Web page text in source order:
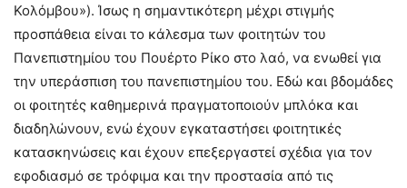
Κολόμβου»). Ίσως η σημαντικότερη μέχρι στιγμής
προσπάθεια είναι το κάλεσμα των φοιτητών του
Πανεπιστημίου του Πουέρτο Ρίκο στο λαό, να ενωθεί για
την υπεράσπιση του πανεπιστημίου του. Εδώ και βδομάδες
οι φοιτητές καθημερινά πραγματοποιούν μπλόκα και
διαδηλώνουν, ενώ έχουν εγκαταστήσει φοιτητικές
κατασκηνώσεις και έχουν επεξεργαστεί σχέδια για τον
εφοδιασμό σε τρόφιμα και την προστασία από τις